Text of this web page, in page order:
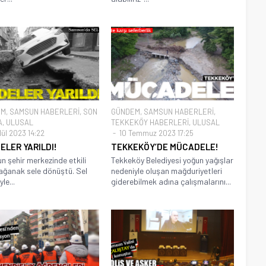
, SAMSUN HABERLERİ, SON
, ULUSAL
2023 14:22
YARILDI!
şehir merkezinde etkili
sele dönüştü. Sel
GÜNDEM, SAMSUN HABERLERİ,
TEKKEKÖY HABERLERİ, ULUSAL
10 Temmuz 2023 17:25
TEKKEKÖY’DE MÜCADELE!
Tekkeköy Belediyesi yoğun yağışlar
nedeniyle oluşan mağduriyetleri
giderebilmek adına çalışmalarını...